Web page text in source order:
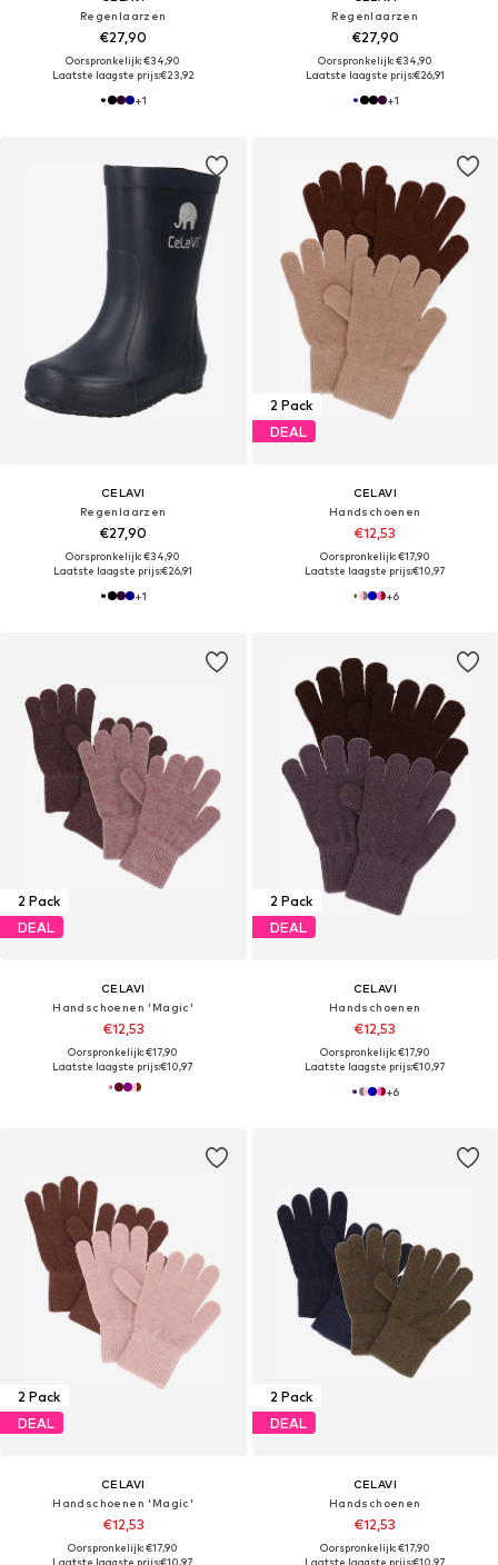
Regenlaarzen
€27,90
Oorspronkelijk: €34,90
Laatste laagste prijs:€23,92
+1
Regenlaarzen
€27,90
Oorspronkelijk: €34,90
Laatste laagste prijs:€26,91
+1
CELAVI
Regenlaarzen
€27,90
Oorspronkelijk: €34,90
Laatste laagste prijs:€26,91
+1
2 Pack
DEAL
CELAVI
Handschoenen
€12,53
Oorspronkelijk: €17,90
Laatste laagste prijs:€10,97
+6
2 Pack
DEAL
CELAVI
Handschoenen 'Magic'
€12,53
Oorspronkelijk: €17,90
Laatste laagste prijs:€10,97
2 Pack
DEAL
CELAVI
Handschoenen
€12,53
Oorspronkelijk: €17,90
Laatste laagste prijs:€10,97
+6
2 Pack
DEAL
CELAVI
Handschoenen 'Magic'
€12,53
Oorspronkelijk: €17,90
Laatste laagste prijs:€10,97
2 Pack
DEAL
CELAVI
Handschoenen
€12,53
Oorspronkelijk: €17,90
Laatste laagste prijs:€10,97